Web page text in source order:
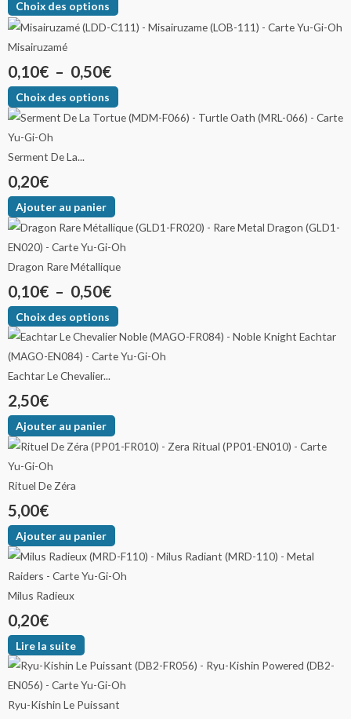
Choix des options
Misairuzamé
0,10€ – 0,50€
Choix des options
Serment De La...
0,20€
Ajouter au panier
Dragon Rare Métallique
0,10€ – 0,50€
Choix des options
Eachtar Le Chevalier...
2,50€
Ajouter au panier
Rituel De Zéra
5,00€
Ajouter au panier
Milus Radieux
0,20€
Lire la suite
Ryu-Kishin Le Puissant